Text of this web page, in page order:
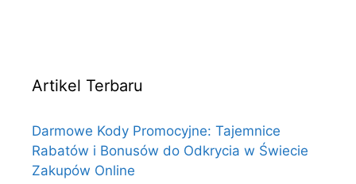
Artikel Terbaru
Darmowe Kody Promocyjne: Tajemnice
Rabatów i Bonusów do Odkrycia w Świecie
Zakupów Online